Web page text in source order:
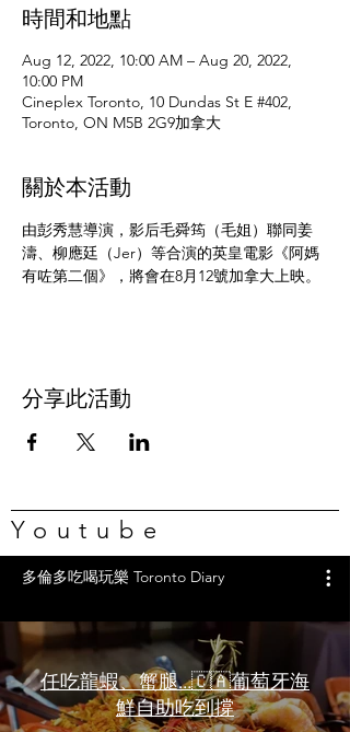
時間和地點
Aug 12, 2022, 10:00 AM – Aug 20, 2022,
10:00 PM
Cineplex Toronto, 10 Dundas St E #402,
Toronto, ON M5B 2G9加拿大
關於本活動
由彭秀慧導演，影后毛舜筠（毛姐）聯同姜
濤、柳應廷（Jer）等合演的英皇電影《阿媽
有咗第二個》，將會在8月12號加拿大上映。
分享此活動
Youtube
多倫多吃喝玩樂 Toronto Diary
任吃龍蝦、蟹腿…🇨🇦葡萄牙海
鮮自助吃到撐